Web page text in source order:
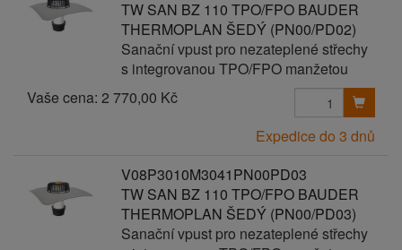
TW SAN BZ 110 TPO/FPO BAUDER
THERMOPLAN ŠEDÝ (PN00/PD02)
Sanační vpust pro nezateplené střechy
s integrovanou TPO/FPO manžetou
Vaše cena: 2 770,00 Kč
Expedice do 3 dnů
V08P3010M3041PN00PD03
TW SAN BZ 110 TPO/FPO BAUDER
THERMOPLAN ŠEDÝ (PN00/PD03)
Sanační vpust pro nezateplené střechy